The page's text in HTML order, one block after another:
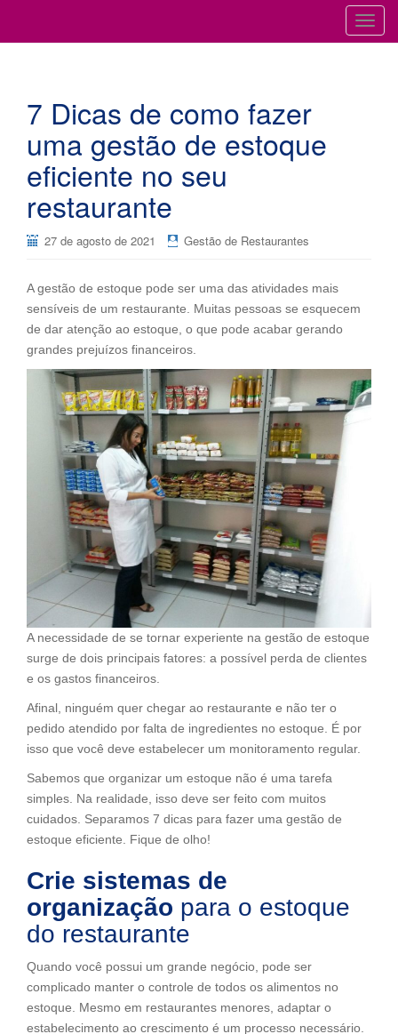
T
o
7 Dicas de como fazer
uma gestão de estoque
eficiente no seu
restaurante
27 de agosto de 2021 Gestão de Restaurantes
A gestão de estoque pode ser uma das atividades mais
sensíveis de um restaurante. Muitas pessoas se esquecem
de dar atenção ao estoque, o que pode acabar gerando
grandes prejuízos financeiros.
A necessidade de se tornar experiente na gestão de estoque
surge de dois principais fatores: a possível perda de clientes
e os gastos financeiros.
Afinal, ninguém quer chegar ao restaurante e não ter o
pedido atendido por falta de ingredientes no estoque. É por
isso que você deve estabelecer um monitoramento regular.
Sabemos que organizar um estoque não é uma tarefa
simples. Na realidade, isso deve ser feito com muitos
cuidados. Separamos 7 dicas para fazer uma gestão de
estoque eficiente. Fique de olho!
Crie sistemas de
organização para o estoque
do restaurante
Quando você possui um grande negócio, pode ser
complicado manter o controle de todos os alimentos no
estoque. Mesmo em restaurantes menores, adaptar o
estabelecimento ao crescimento é um processo necessário.